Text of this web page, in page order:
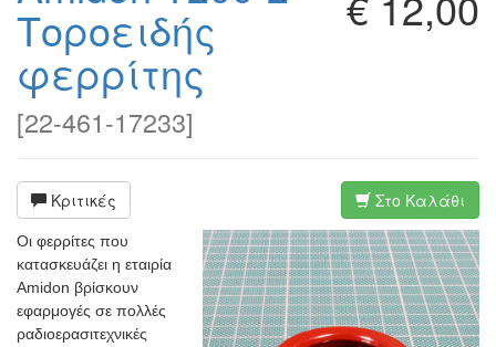
Τοροειδής
φερρίτης
[22-461-17233]
Κριτικές Στο Καλάθι
Οι φερρίτες που
κατασκευάζει η εταιρία
Amidon βρίσκουν
εφαρμογές σε πολλές
ραδιοερασιτεχνικές